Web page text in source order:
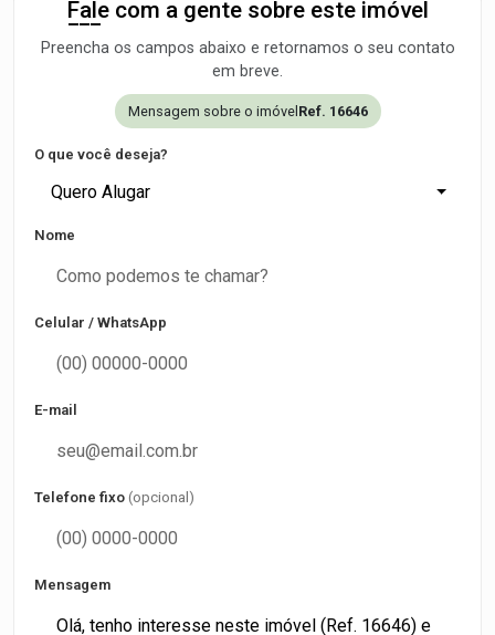
Fale com a gente sobre este imóvel
Preencha os campos abaixo e retornamos o seu contato
em breve.
Mensagem sobre o imóvelRef. 16646
O que você deseja?
Quero Alugar
Nome
Celular / WhatsApp
E-mail
Telefone fixo (opcional)
Mensagem